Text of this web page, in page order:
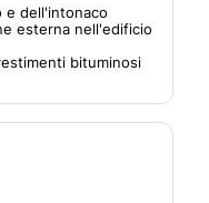
e dell'intonaco
esterna nell'edificio
bituminosi